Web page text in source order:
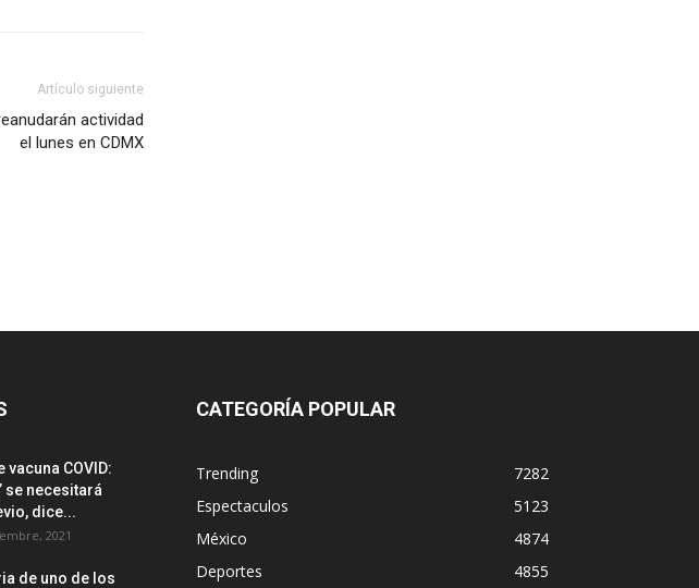
Artículo siguiente
actividad
el lunes en CDMX
vacuna COVID:
se necesitará
dice...
2021
de uno de los
CATEGORÍA POPULAR
Trending
7282
Espectaculos
5123
México
4874
Deportes
4855